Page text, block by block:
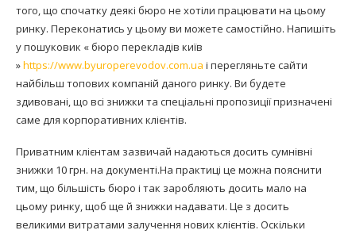
того, що спочатку деякі бюро не хотіли працювати на цьому
ринку. Переконатись у цьому ви можете самостійно. Напишіть
у пошуковик « бюро перекладів київ
»https://www.byuroperevodov.com.ua і перегляньте сайти
найбільш топових компаній даного ринку. Ви будете
здивовані, що всі знижки та спеціальні пропозиції призначені
саме для корпоративних клієнтів.
Приватним клієнтам зазвичай надаються досить сумнівні
знижки 10 грн. на документі.На практиці це можна пояснити
тим, що більшість бюро і так заробляють досить мало на
цьому ринку, щоб ще й знижки надавати. Це з досить
великими витратами залучення нових клієнтів. Оскільки